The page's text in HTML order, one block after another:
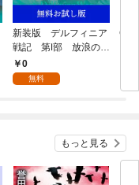
新装版 デルフィニア
戦記 第Ⅰ部 放浪の戦
士１ 【無料お試し
版】
0
無料
もっと見る